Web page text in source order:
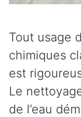
Tout usage
chimiques
est
Le
de l’eau